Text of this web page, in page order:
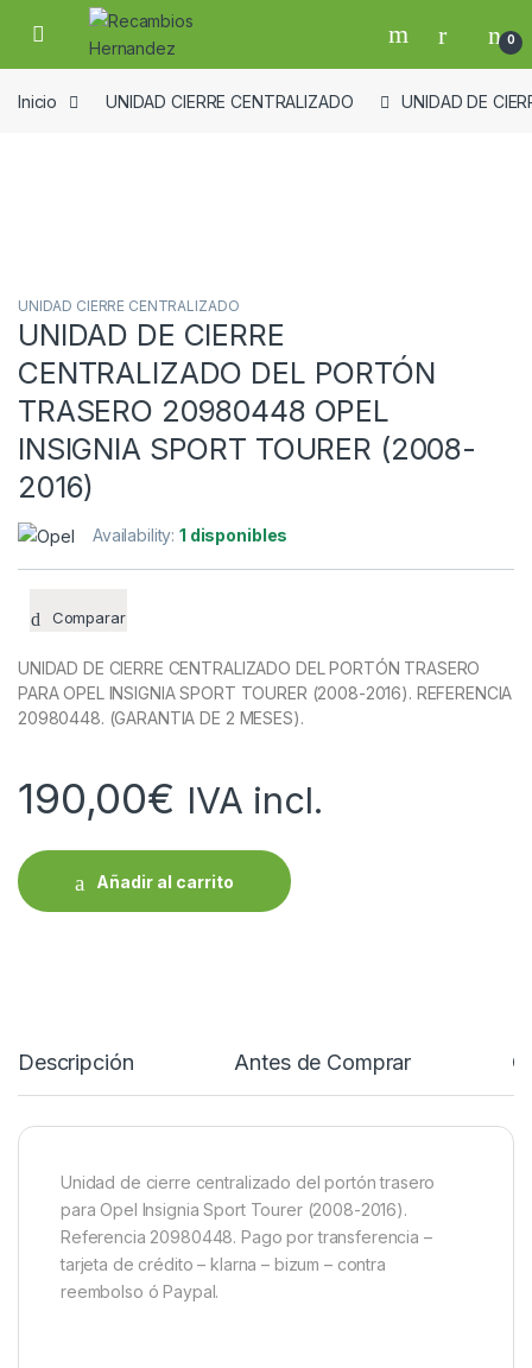
Skip to navigation
Skip to content
Open 0
Inicio UNIDAD CIERRE CENTRALIZADO UNIDAD DE
UNIDAD CIERRE CENTRALIZADO
UNIDAD DE CIERRE
CENTRALIZADO DEL PORTÓN
TRASERO 20980448 OPEL
INSIGNIA SPORT TOURER (2008-
2016)
Availability:1 disponibles
Comparar
UNIDAD DE CIERRE CENTRALIZADO DEL PORTÓN TRASERO
PARA OPEL INSIGNIA SPORT TOURER (2008-2016). REFERENCIA
20980448. (GARANTIA DE 2 MESES).
190,00€ IVA incl.
Añadir al carrito
Descripción Antes de Comprar
Unidad de cierre centralizado del portón trasero
para Opel Insignia Sport Tourer (2008-2016).
Referencia 20980448. Pago por transferencia –
tarjeta de crédito – klarna – bizum – contra
reembolso ó Paypal.